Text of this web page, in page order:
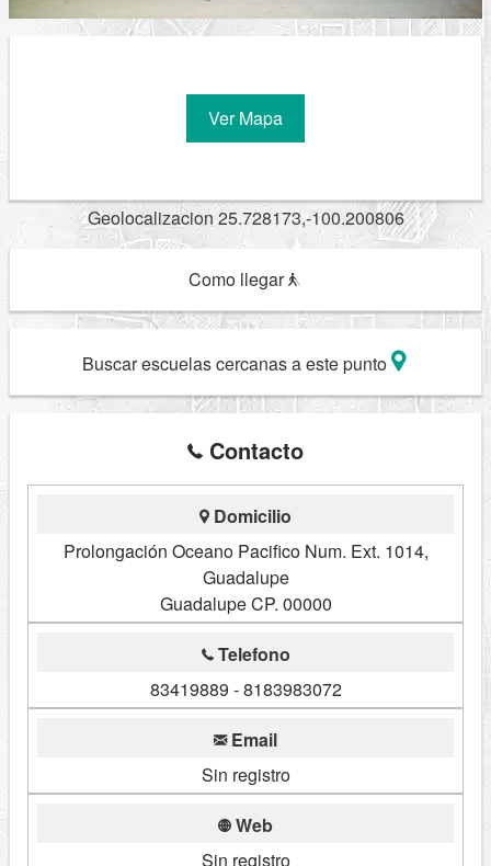
Ver Mapa
Geolocalizacion 25.728173,-100.200806
Como llegar
Buscar escuelas cercanas a este punto
Contacto
Domicilio
Prolongación Oceano Pacifico Num. Ext. 1014,
Guadalupe
Guadalupe CP. 00000
Telefono
83419889 - 8183983072
Email
Sin registro
Web
Sin registro